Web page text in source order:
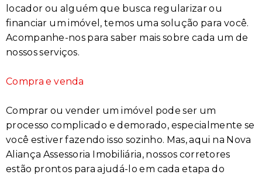
locador ou alguém que busca regularizar ou
financiar um imóvel, temos uma solução para você.
Acompanhe-nos para saber mais sobre cada um de
nossos serviços.
Compra e venda
Comprar ou vender um imóvel pode ser um
processo complicado e demorado, especialmente se
você estiver fazendo isso sozinho. Mas, aqui na Nova
Aliança Assessoria Imobiliária, nossos corretores
estão prontos para ajudá-lo em cada etapa do